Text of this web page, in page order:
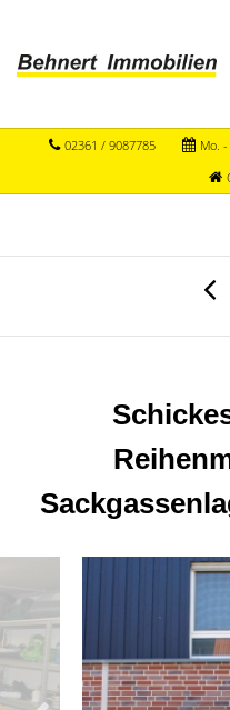
02361 / 9087785 Mo.